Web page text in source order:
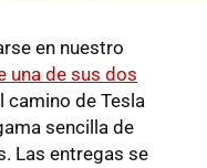
en nuestro
una de sus dos
camino de Tesla
sencilla de
Las entregas se